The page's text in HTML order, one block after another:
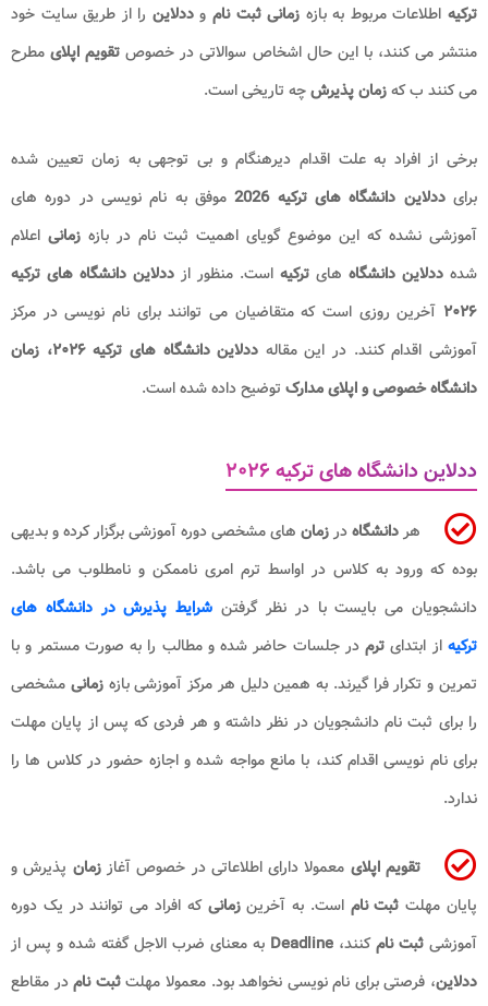
ترکیهاطلاعات مربوط به بازه زمانی ثبت ناموددلاین را از طریق سایت خود
منتشر می کنند، با این حال اشخاص سوالاتی در خصوص تقویم اپلایمطرح
می کنند ب کهزمان پذیرشچه تاریخی است.
برخی از افراد به علت اقدام دیرهنگام و بی توجهی به زمان تعیین شده
برایددلاین دانشگاه های ترکیه 2026
موفق به نام نویسی در دوره های
آموزشی نشده که این موضوع گویای اهمیت ثبت نام در بازه زمانی اعلام
شده ددلاین دانشگاه های ترکیه است. منظور از ددلاین دانشگاه های ترکیه
۲۰۲۶ آخرین روزی است که متقاضیان می توانند برای نام نویسی در مرکز
آموزشی اقدام کنند. در این مقاله
ددلاین دانشگاه های ترکیه ۲۰۲۶، زمان
دانشگاه خصوصی و اپلای مدارک توضیح داده شده است.
ددلاین دانشگاه های ترکیه ۲۰۲۶
هردانشگاهدرزمان های مشخصی دوره آموزشی برگزار کرده و بدیهی
بوده که ورود به کلاس در اواسط ترم امری ناممکن و نامطلوب می باشد.
دانشجویان می بایست با در نظر گرفتن شرایط پذیرش در دانشگاه های
ترکیهاز ابتدای ترمدر جلسات حاضر شده و مطالب را به صورت مستمر و با
تمرین و تکرار فرا گیرند. به همین دلیل هر مرکز آموزشی بازهزمانی مشخصی
را برای ثبت نام دانشجویان در نظر داشته و هر فردی که پس از پایان مهلت
برای نام نویسی اقدام کند، با مانع مواجه شده و اجازه حضور در کلاس ها را
ندارد.
تقویم اپلای معمولا دارای اطلاعاتی در خصوص آغاززمان پذیرش و
پایان مهلت ثبت نام است. به آخرینزمانیکه افراد می توانند در یک دوره
آموزشی ثبت نامکنند، Deadline به معنای ضرب الاجل گفته شده و پس از
ددلاین، فرصتی برای نام نویسی نخواهد بود. معمولا مهلتثبت نامدر مقاطع